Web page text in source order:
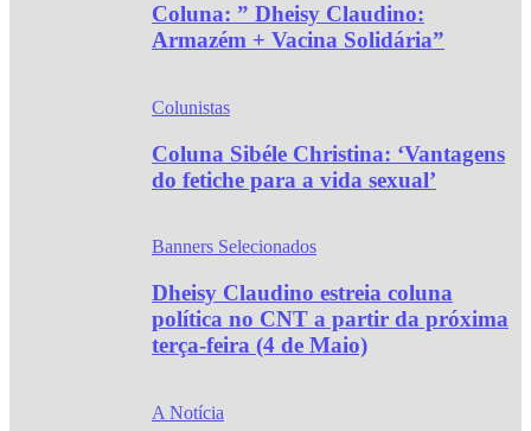
Coluna: ” Dheisy Claudino:
Armazém + Vacina Solidária”
Colunistas
Coluna Sibéle Christina: ‘Vantagens
do fetiche para a vida sexual’
Banners Selecionados
Dheisy Claudino estreia coluna
política no CNT a partir da próxima
terça-feira (4 de Maio)
A Notícia